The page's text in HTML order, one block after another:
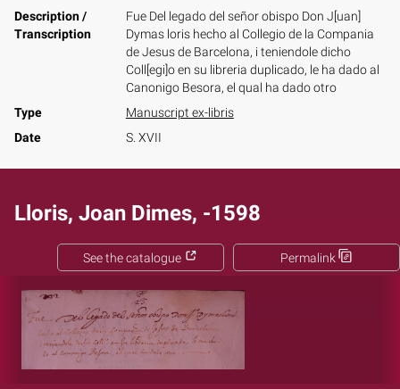
Description /
Transcription
Fue Del legado del señor obispo Don J[uan]
Dymas loris hecho al Collegio de la Compania
de Jesus de Barcelona, i teniendole dicho
Coll[egi]o en su libreria duplicado, le ha dado al
Canonigo Besora, el qual ha dado otro
Type
Manuscript ex-libris
Date
S. XVII
Lloris, Joan Dimes, -1598
Permalink
See the catalogue